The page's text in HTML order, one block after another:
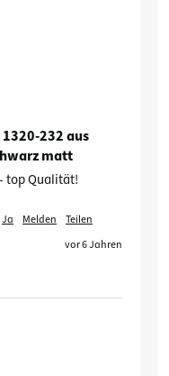
232 aus
matt
top Qualität!
Ja Melden
Teilen
vor 6 Jahren